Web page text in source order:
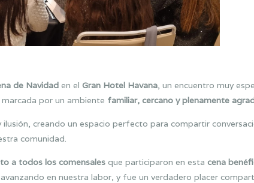
de Navidad en el Gran Hotel Havana, un encuentro muy
por un ambiente familiar, cercano y plenamente
creando un espacio perfecto para compartir
comunidad.
a todos los comensales que participaron en esta cena
en nuestra labor, y fue un verdadero placer